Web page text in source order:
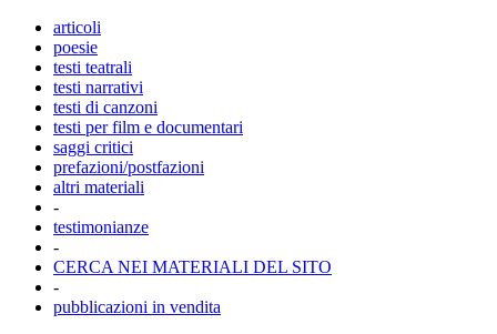
articoli
poesie
testi teatrali
testi narrativi
testi di canzoni
testi per film e documentari
saggi critici
prefazioni/postfazioni
altri materiali
-
testimonianze
-
CERCA NEI MATERIALI DEL SITO
-
pubblicazioni in vendita